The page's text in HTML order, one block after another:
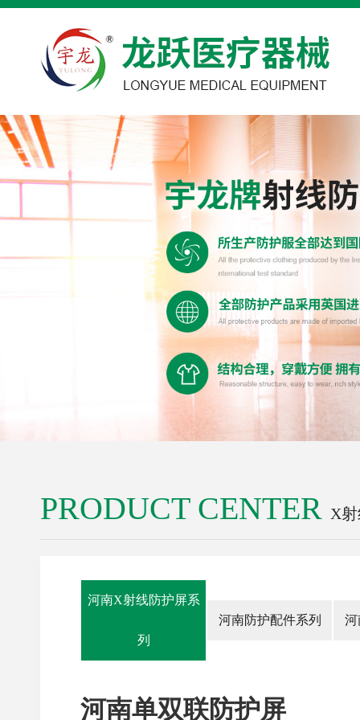
PRODUCT CENTER X
河南X射线防护屏系
列
河南防护配件系列 河
河南单双联防护屏